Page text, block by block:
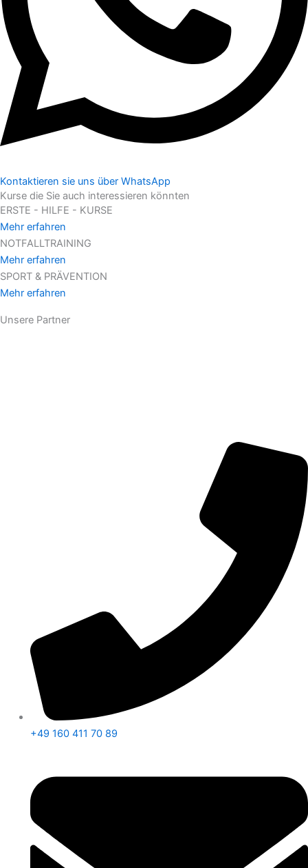
Kontaktieren sie uns über WhatsApp
Kurse die Sie auch interessieren könnten
ERSTE - HILFE - KURSE
Mehr erfahren
NOTFALLTRAINING
Mehr erfahren
SPORT & PRÄVENTION
Mehr erfahren
Unsere Partner
+49 160 411 70 89